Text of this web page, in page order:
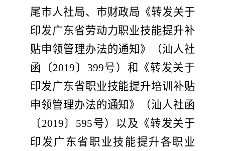
尾市人社局、 市财政局《转发关于
印发广东省劳动力职业技能提升补
贴申领管理办法的通知》（汕人社
函
〔2019 〕 399号）和《转发关于
印发广东省职业技能提升培训补贴
申领管理办法的通知 》（汕人社函
〔 2019〕 595号）以及《转发关于
印发广东省职业技能提升各职业